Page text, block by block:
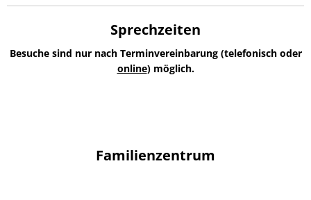
Sprechzeiten
Besuche sind nur nach Terminvereinbarung (telefonisch oder
online) möglich.
Familienzentrum